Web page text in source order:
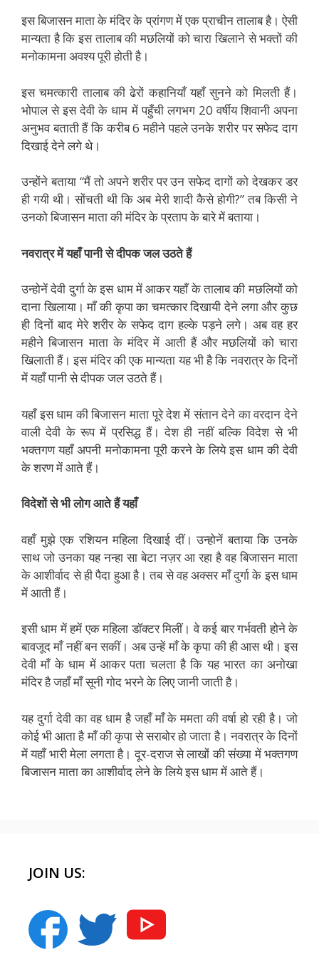
इस बिजासन माता के मंदिर के प्रांगण में एक प्राचीन तालाब है। ऐसी
मान्यता है कि इस तालाब की मछलियों को चारा खिलाने से भक्तों की
मनोकामना अवश्य पूरी होती है।
इस चमत्कारी तालाब की ढेरों कहानियाँ यहाँ सुनने को मिलती हैं।
भोपाल से इस देवी के धाम में पहुँची लगभग 20 वर्षीय शिवानी अपना
अनुभव बताती हैं कि करीब 6 महीने पहले उनके शरीर पर सफेद दाग
दिखाई देने लगे थे।
उन्होंने बताया “मैं तो अपने शरीर पर उन सफेद दागों को देखकर डर
ही गयी थी। सोंचती थी कि अब मेरी शादी कैसे होगी?” तब किसी ने
उनको बिजासन माता की मंदिर के प्रताप के बारे में बताया।
नवरात्र में यहाँ पानी से दीपक जल उठते हैं
उन्होनें देवी दुर्गा के इस धाम में आकर यहाँ के तालाब की मछलियों को
दाना खिलाया। माँ की कृपा का चमत्कार दिखायी देने लगा और कुछ
ही दिनों बाद मेरे शरीर के सफेद दाग हल्के पड़ने लगे। अब वह हर
महीने बिजासन माता के मंदिर में आती हैं और मछलियों को चारा
खिलाती हैं। इस मंदिर की एक मान्यता यह भी है कि नवरात्र के दिनों
में यहाँ पानी से दीपक जल उठते हैं।
यहाँ इस धाम की बिजासन माता पूरे देश में संतान देने का वरदान देने
वाली देवी के रूप में प्रसिद्ध हैं। देश ही नहीं बल्कि विदेश से भी
भक्तगण यहाँ अपनी मनोकामना पूरी करने के लिये इस धाम की देवी
के शरण में आते हैं।
विदेशों से भी लोग आते हैं यहाँ
वहाँ मुझे एक रशियन महिला दिखाई दीं। उन्होनें बताया कि उनके
साथ जो उनका यह नन्हा सा बेटा नज़र आ रहा है वह बिजासन माता
के आशीर्वाद से ही पैदा हुआ है। तब से वह अक्सर माँ दुर्गा के इस धाम
में आती हैं।
इसी धाम में हमें एक महिला डॉक्टर मिलीं। वे कई बार गर्भवती होने के
बावजूद माँ नहीं बन सकीं। अब उन्हें माँ के कृपा की ही आस थी। इस
देवी माँ के धाम में आकर पता चलता है कि यह भारत का अनोखा
मंदिर है जहाँ माँ सूनी गोद भरने के लिए जानी जाती है।
यह दुर्गा देवी का वह धाम है जहाँ माँ के ममता की वर्षा हो रही है। जो
कोई भी आता है माँ की कृपा से सराबोर हो जाता है। नवरात्र के दिनों
में यहाँ भारी मेला लगता है। दूर-दराज से लाखों की संख्या में भक्तगण
बिजासन माता का आशीर्वाद लेने के लिये इस धाम में आते हैं।
JOIN US: